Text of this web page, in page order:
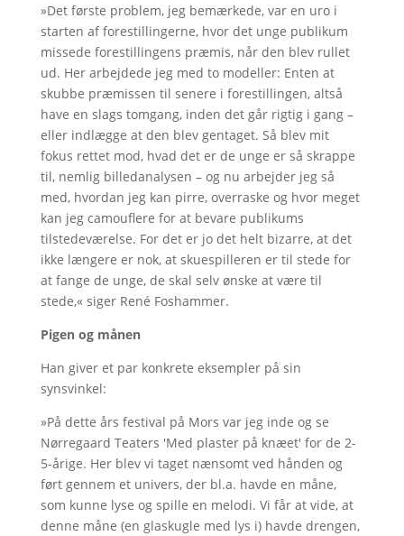
»Det første problem, jeg bemærkede, var en uro i
starten af forestillingerne, hvor det unge publikum
missede forestillingens præmis, når den blev rullet
ud. Her arbejdede jeg med to modeller: Enten at
skubbe præmissen til senere i forestillingen, altså
have en slags tomgang, inden det går rigtig i gang –
eller indlægge at den blev gentaget. Så blev mit
fokus rettet mod, hvad det er de unge er så skrappe
til, nemlig billedanalysen – og nu arbejder jeg så
med, hvordan jeg kan pirre, overraske og hvor meget
kan jeg camouflere for at bevare publikums
tilstedeværelse. For det er jo det helt bizarre, at det
ikke længere er nok, at skuespilleren er til stede for
at fange de unge, de skal selv ønske at være til
stede,« siger René Foshammer.
Pigen og månen
Han giver et par konkrete eksempler på sin
synsvinkel:
»På dette års festival på Mors var jeg inde og se
Nørregaard Teaters 'Med plaster på knæet' for de 2-
5-årige. Her blev vi taget nænsomt ved hånden og
ført gennem et univers, der bl.a. havde en måne,
som kunne lyse og spille en melodi. Vi får at vide, at
denne måne (en glaskugle med lys i) havde drengen,